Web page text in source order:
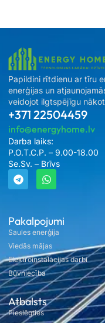
Pakalpojumi
Saules enerģija
Viedās mājas
Elektroinstalācijas darbi
Būvniecība
Atbalsts
Pieslēgties
Papildini rītdienu ar tīru
enerģijas un
veidojot ilgtspējīgu
+371 22504459
info@energyhome.lv
Darba laiks:
P.O.T.C.P. – 9.00-18.00
Se.Sv. – Brīvs